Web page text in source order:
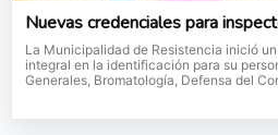
Nuevas credenciales para
La Municipalidad de Resistencia inició
integral en la identificación para su
Generales, Bromatología, Defensa del